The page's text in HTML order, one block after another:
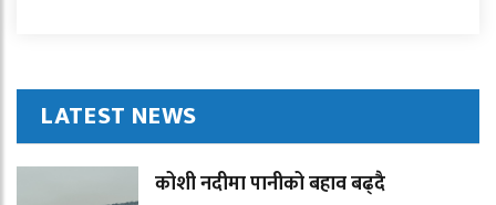
LATEST NEWS
कोशी नदीमा पानीको बहाव बढ्दै